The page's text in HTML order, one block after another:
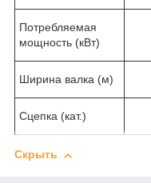
Потребляемая
мощность (кВт)
Ширина валка (м)
Сцепка (кат.)
Скрыть